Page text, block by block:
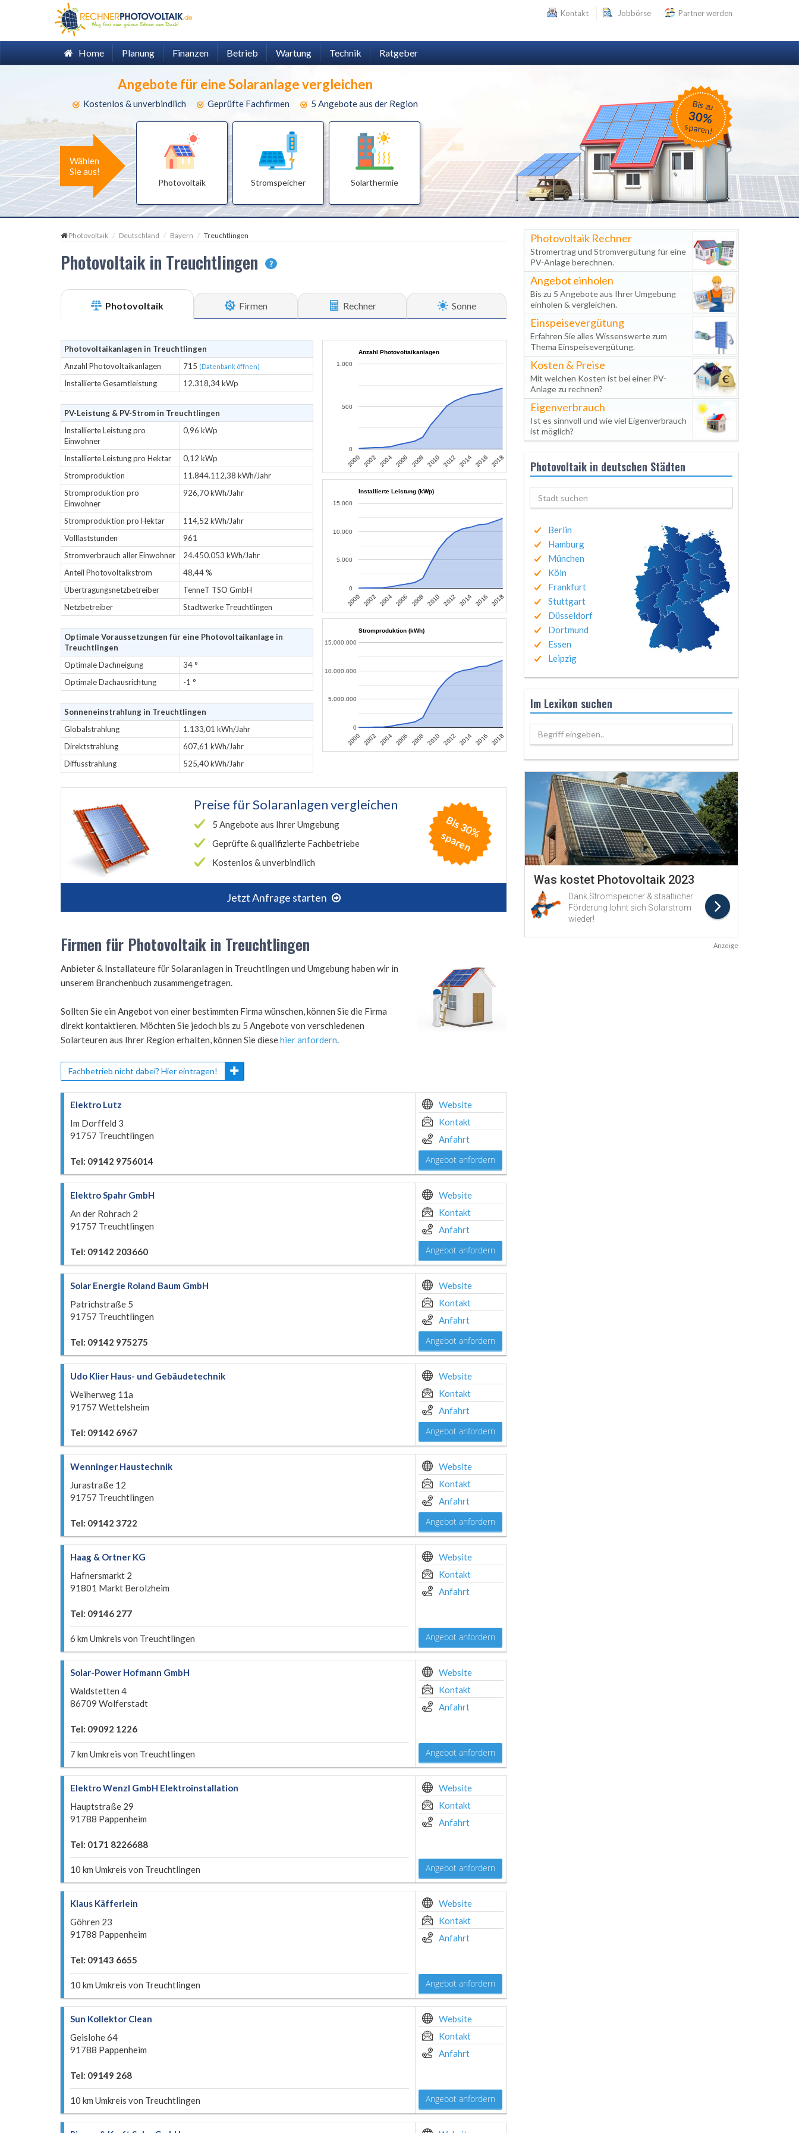
Kontakt Jobbörse Partner werden
Home Planung Finanzen Betrieb Wartung Technik Ratgeber
Angebote für eine Solaranlage vergleichen
Kostenlos & unverbindlich Geprüfte Fachfirmen 5 Angebote aus der Region
Wählen
Sie aus!
Photovoltaik Stromspeicher Solarthermie
Bis zu
30%
sparen!
Photovoltaik Deutschland Bayern Treuchtlingen
Photovoltaik in Treuchtlingen ?
Photovoltaik Firmen Rechner Sonne
Photovoltaikanlagen in Treuchtlingen
Anzahl Photovoltaikanlagen
715 (Datenbank öffnen)
Installierte Gesamtleistung 12.318,34 kWp
PV-Leistung & PV-Strom in Treuchtlingen
Installierte Leistung pro
Einwohner
0,96 kWp
Installierte Leistung pro Hektar
0,12 kWp
Stromproduktion
11.844.112,38 kWh/Jahr
Stromproduktion pro
Einwohner
926,70 kWh/Jahr
Stromproduktion pro Hektar
114,52 kWh/Jahr
Volllaststunden
961
Stromverbrauch aller Einwohner
24.450.053 kWh/Jahr
Anteil Photovoltaikstrom
48,44 %
Übertragungsnetzbetreiber
TenneT TSO GmbH
Netzbetreiber
Stadtwerke Treuchtlingen
Optimale Voraussetzungen für eine Photovoltaikanlage in
Treuchtlingen
Optimale Dachneigung
34 °
Optimale Dachausrichtung
-1 °
Sonneneinstrahlung in Treuchtlingen
Globalstrahlung
1.133,01 kWh/Jahr
Direktstrahlung
607,61 kWh/Jahr
Diffusstrahlung
525,40 kWh/Jahr
Anzahl Photovoltaikanlagen
2000 2002 2004 2006 2008 2010 2012 2014 2016 2018
0
500
1.000
Installierte Leistung (kWp)
2000 2002 2004 2006 2008 2010 2012 2014 2016 2018
0
5.000
10.000
15.000
Stromproduktion (kWh)
2000 2002 2004 2006 2008 2010 2012 2014 2016 2018
0
5.000.000
10.000.000
15.000.000
Preise fürSolaranlagen vergleichen
5 Angebote aus Ihrer Umgebung
Geprüfte & qualifizierte Fachbetriebe
Kostenlos & unverbindlich
Jetzt Anfrage starten
B
is
3
0
%
s
p
a
r
e
n
Firmen für Photovoltaik in Treuchtlingen
Anbieter & Installateure für Solaranlagen in Treuchtlingen und Umgebung haben wir in
unserem Branchenbuch zusammengetragen.
Sollten Sie ein Angebot von einer bestimmten Firma wünschen, können Sie die Firma
direkt kontaktieren. Möchten Sie jedoch bis zu 5 Angebote von verschiedenen
Solarteuren aus Ihrer Region erhalten, können Sie diesehier anfordern.
Fachbetrieb nicht dabei? Hier eintragen!
Elektro Lutz
Im Dorffeld 3
91757 Treuchtlingen
Tel: 09142 9756014
Website
Kontakt
Anfahrt
Angebot anfordern
Elektro Spahr GmbH
An der Rohrach 2
91757 Treuchtlingen
Tel: 09142 203660
Website
Kontakt
Anfahrt
Angebot anfordern
Solar Energie Roland Baum GmbH
Patrichstraße 5
91757 Treuchtlingen
Tel: 09142 975275
Website
Kontakt
Anfahrt
Angebot anfordern
Udo Klier Haus- und Gebäudetechnik
Weiherweg 11a
91757 Wettelsheim
Tel: 09142 6967
Website
Kontakt
Anfahrt
Angebot anfordern
Wenninger Haustechnik
Jurastraße 12
91757 Treuchtlingen
Tel: 09142 3722
Website
Kontakt
Anfahrt
Angebot anfordern
Haag & Ortner KG
Hafnersmarkt 2
91801 Markt Berolzheim
Tel: 09146 277
6 km Umkreis von Treuchtlingen
Website
Kontakt
Anfahrt
Angebot anfordern
Solar-Power Hofmann GmbH
Waldstetten 4
86709 Wolferstadt
Tel: 09092 1226
7 km Umkreis von Treuchtlingen
Website
Kontakt
Anfahrt
Angebot anfordern
Elektro Wenzl GmbH Elektroinstallation
Hauptstraße 29
91788 Pappenheim
Tel: 0171 8226688
10 km Umkreis von Treuchtlingen
Website
Kontakt
Anfahrt
Angebot anfordern
Klaus Käfferlein
Göhren 23
91788 Pappenheim
Tel: 09143 6655
10 km Umkreis von Treuchtlingen
Website
Kontakt
Anfahrt
Angebot anfordern
Sun Kollektor Clean
Geislohe 64
91788 Pappenheim
Tel: 09149 268
10 km Umkreis von Treuchtlingen
Website
Kontakt
Anfahrt
Angebot anfordern
Photovoltaik Rechner
Stromertrag und Stromvergütung für eine
PV-Anlage berechnen.
Angebot einholen
Bis zu 5 Angebote aus Ihrer Umgebung
einholen & vergleichen.
Einspeisevergütung
Erfahren Sie alles Wissenswerte zum
Thema Einspeisevergütung.
Kosten & Preise
Mit welchen Kosten ist bei einer PV-
Anlage zu rechnen?
Eigenverbrauch
Ist es sinnvoll und wie viel Eigenverbrauch
ist möglich?
Photovoltaik in deutschen Städten
Berlin
Hamburg
München
Köln
Frankfurt
Stuttgart
Düsseldorf
Dortmund
Essen
Leipzig
Im Lexikon suchen
Begriff eingeben..
Anzeige